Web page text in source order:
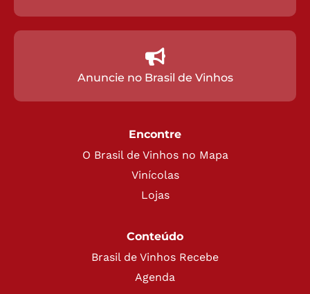
Anuncie no Brasil de Vinhos
Encontre
O Brasil de Vinhos no Mapa
Vinícolas
Lojas
Conteúdo
Brasil de Vinhos Recebe
Agenda